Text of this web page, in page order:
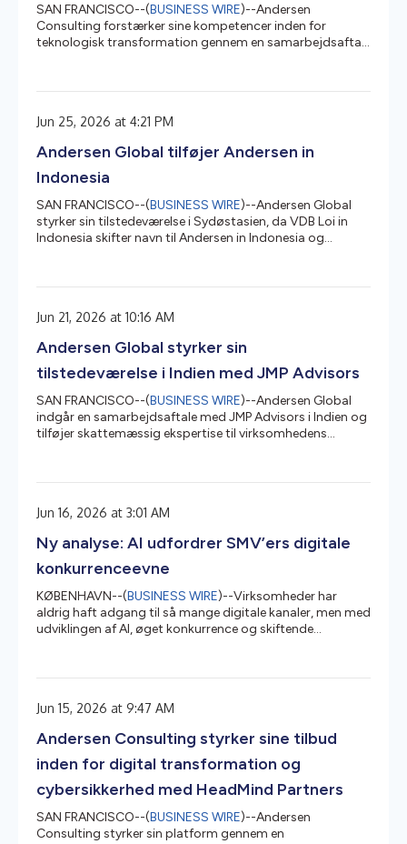
SAN FRANCISCO--(BUSINESS WIRE)--Andersen
Consulting forstærker sine kompetencer inden for
teknologisk transformation gennem en samarbejdsaftale
platforme, automatisering og agentbaserede ai-
softwareløsninger samt yder rådgivning til
spænder over hedgefonde, kapitalfonde og
forsyningsvirksomhed...
Jun 25, 2026 at 4:21 PM
Andersen Global tilføjer Andersen in
Indonesia
SAN FRANCISCO--(BUSINESS WIRE)--Andersen Global
styrker sin tilstedeværelse i Sydøstasien, da VDB Loi in
Indonesia skifter navn til Andersen in Indonesia og
skattemæssig og juridisk rådgivning til multinationale
indonesiske marked. Firmaet kombinerer årtiers
på at levere præcis og ind...
Jun 21, 2026 at 10:16 AM
Andersen Global styrker sin
tilstedeværelse i Indien med JMP Advisors
SAN FRANCISCO--(BUSINESS WIRE)--Andersen Global
indgår en samarbejdsaftale med JMP Advisors i Indien og
tilføjer skattemæssig ekspertise til virksomhedens
transaktioner til både nationale og multinationale
konstant udvikling. Firmaet leverer ydelser, der spænder
international struk...
Jun 16, 2026 at 3:01 AM
Ny analyse: AI udfordrer SMV’ers digitale
konkurrenceevne
KØBENHAVN--(BUSINESS WIRE)--Virksomheder har
aldrig haft adgang til så mange digitale kanaler, men med
udviklingen af AI, øget konkurrence og skiftende
lige nu hurtigere, end mange kan nå at følge med. En ny
virksomheden team.blue, som i Danmark har 220
Skanderborg og København, viser, at det er blevet svæ...
Jun 15, 2026 at 9:47 AM
Andersen Consulting styrker sine tilbud
inden for digital transformation og
cybersikkerhed med HeadMind Partners
SAN FRANCISCO--(BUSINESS WIRE)--Andersen
Consulting styrker sin platform gennem en